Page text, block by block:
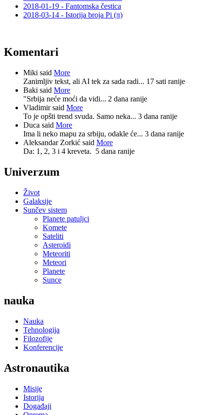
2018-01-19 - Fantomska čestica
2018-03-14 - Istorija broja Pi (π)
Komentari
Miki said More
Zanimljiv tekst, ali AI tek za sada radi... 17 sati ranije
Baki said More
"Srbija neće moći da vidi... 2 dana ranije
Vladimir said More
To je opšti trend svuda. Samo neka... 3 dana ranije
Duca said More
Ima li neko mapu za srbiju, odakle će... 3 dana ranije
Aleksandar Zorkić said More
Da: 1, 2, 3 i 4 kreveta. 5 dana ranije
Univerzum
Život
Galaksije
Sunčev sistem
Planete patuljci
Komete
Sateliti
Asteroidi
Meteoriti
Meteori
Planete
Sunce
nauka
Nauka
Tehnologija
Filozofije
Konferencije
Astronautika
Misije
Istorija
Događaji